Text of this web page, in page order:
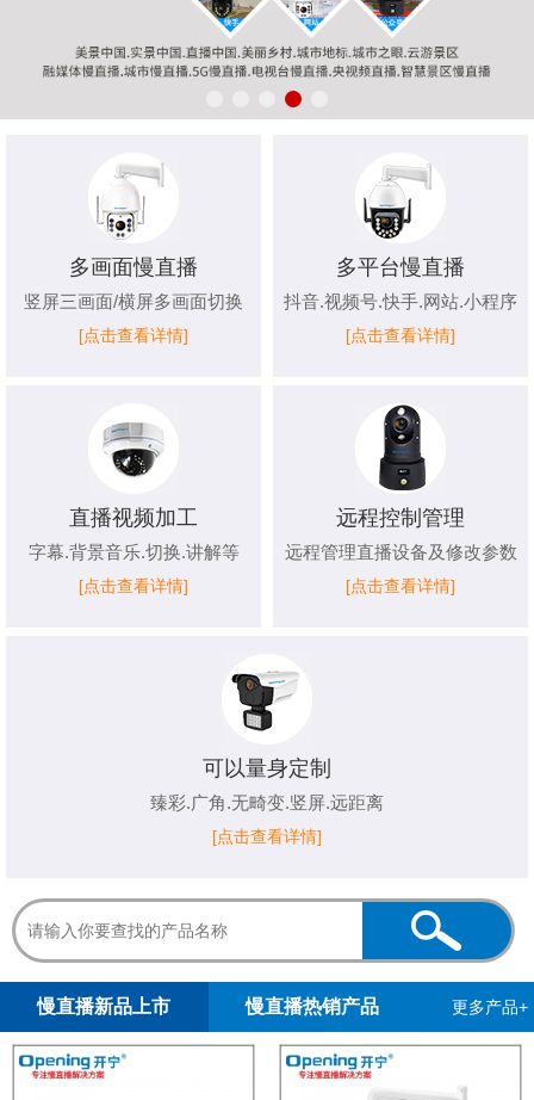
多画面慢直播
竖屏三画面/横屏多画面切换
[点击查看详情]
多平台慢直播
抖音.视频号.快手.网站.小程序
[点击查看详情]
直播视频加工
字幕.背景音乐.切换.讲解等
[点击查看详情]
远程控制管理
远程管理直播设备及修改参数
[点击查看详情]
可以量身定制
臻彩.广角.无畸变.竖屏.远距离
[点击查看详情]
慢直播新品上市 慢直播热销产品 更多产品+